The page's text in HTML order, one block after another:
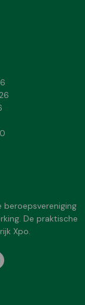
beroepsvereniging
De praktische
Xpo.